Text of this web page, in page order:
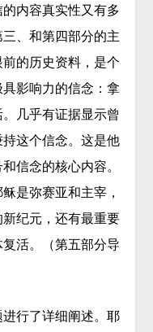
内容真实性又有多
、和第四部分的主
的历史资料，是个
影响力的信念：拿
几乎有证据显示曾
这个信念。这是他
信念的核心内容。
是弥赛亚和主宰，
纪元，还有最重要
活。（第五部分导
行了详细阐述。耶